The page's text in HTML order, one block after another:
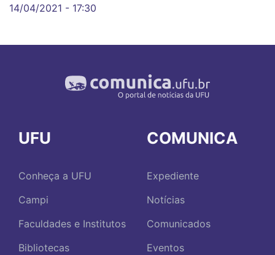
14/04/2021 - 17:30
UFU
Conheça a UFU
Campi
Faculdades e Institutos
Bibliotecas
COMUNICA
Expediente
Notícias
Comunicados
Eventos